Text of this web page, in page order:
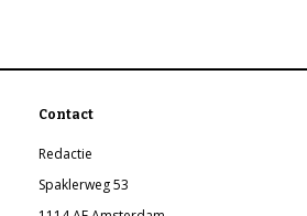
Contact
Redactie
Spaklerweg 53